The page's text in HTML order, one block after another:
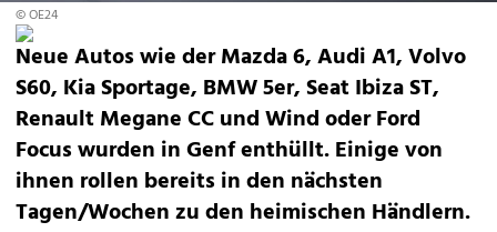
© OE24
Neue Autos wie der Mazda 6, Audi A1, Volvo
S60, Kia Sportage, BMW 5er, Seat Ibiza ST,
Renault Megane CC und Wind oder Ford
Focus wurden in Genf enthüllt. Einige von
ihnen rollen bereits in den nächsten
Tagen/Wochen zu den heimischen Händlern.